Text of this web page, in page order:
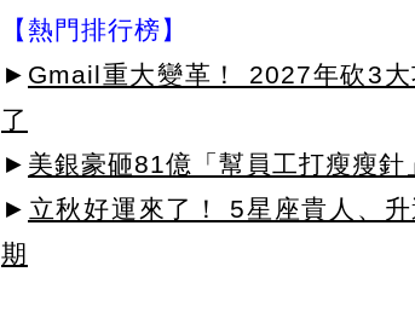
【熱門排行榜】
► Gmail重大變革！ 2027年砍3
了
► 美銀豪砸81億「幫員工打瘦瘦
► 立秋好運來了！ 5星座貴人、
期